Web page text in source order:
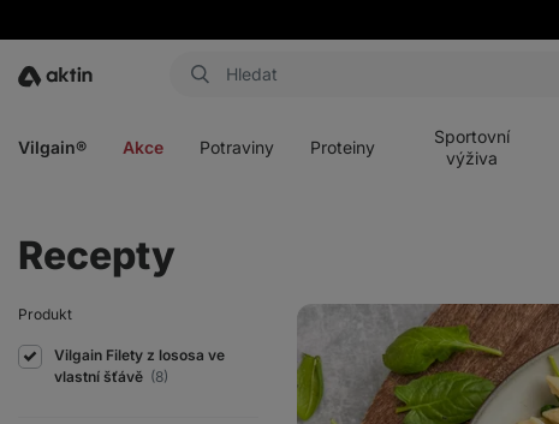
Aktin
Vilgain® Akce Potraviny Proteiny
Sportovní
výživa
Recepty
Produkt
Vilgain Filety z lososa ve
vlastní šťávě (8)
Penne